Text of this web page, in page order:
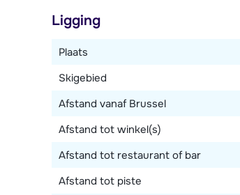
Verder beschikt dit chalet over een
met plaats voor één auto.
Ligging
Plaats
Skigebied
Afstand vanaf Brussel
Afstand tot winkel(s)
Afstand tot restaurant of bar
Afstand tot piste